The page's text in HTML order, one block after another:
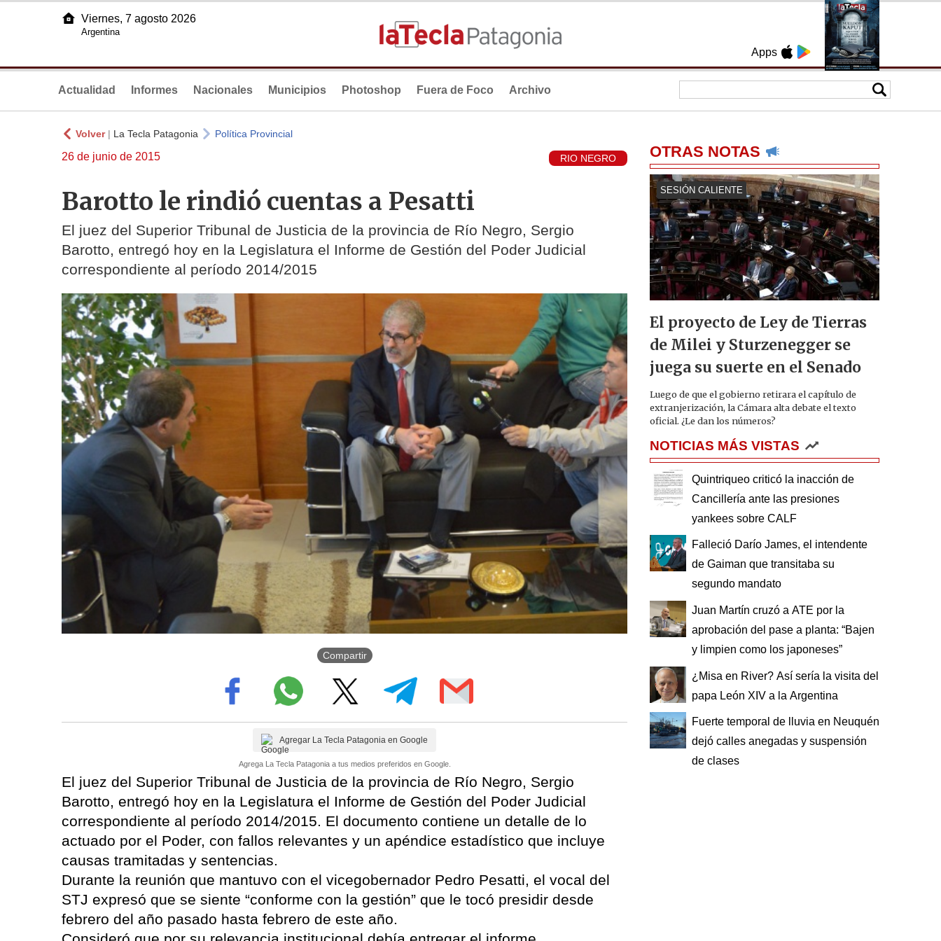
Apps
Viernes, 7 agosto 2026
Argentina
Actualidad Informes Nacionales Municipios Photoshop Fuera de Foco Archivo
Volver| La Tecla Patagonia Política Provincial
26 de junio de 2015 RIO NEGRO
Barotto le rindió cuentas a Pesatti
El juez del Superior Tribunal de Justicia de la provincia de Río Negro, Sergio
Barotto, entregó hoy en la Legislatura el Informe de Gestión del Poder Judicial
correspondiente al período 2014/2015
Compartir
Agregar La Tecla Patagonia en Google
Agrega La Tecla Patagonia a tus medios preferidos en Google.
El juez del Superior Tribunal de Justicia de la provincia de Río Negro, Sergio
Barotto, entregó hoy en la Legislatura el Informe de Gestión del Poder Judicial
correspondiente al período 2014/2015. El documento contiene un detalle de lo
actuado por el Poder, con fallos relevantes y un apéndice estadístico que incluye
causas tramitadas y sentencias.
Durante la reunión que mantuvo con el vicegobernador Pedro Pesatti, el vocal del
STJ expresó que se siente “conforme con la gestión” que le tocó presidir desde
febrero del año pasado hasta febrero de este año.
OTRAS NOTAS
SESIÓN CALIENTE
El proyecto de Ley de Tierras
de Milei y Sturzenegger se
juega su suerte en el Senado
Luego de que el gobierno retirara el capítulo de
extranjerización, la Cámara alta debate el texto
oficial. ¿Le dan los números?
NOTICIAS MÁS VISTAS
Quintriqueo criticó la inacción de
Cancillería ante las presiones
yankees sobre CALF
Falleció Darío James, el intendente
de Gaiman que transitaba su
segundo mandato
Juan Martín cruzó a ATE por la
aprobación del pase a planta: “Bajen
y limpien como los japoneses”
¿Misa en River? Así sería la visita del
papa León XIV a la Argentina
Fuerte temporal de lluvia en Neuquén
dejó calles anegadas y suspensión
de clases